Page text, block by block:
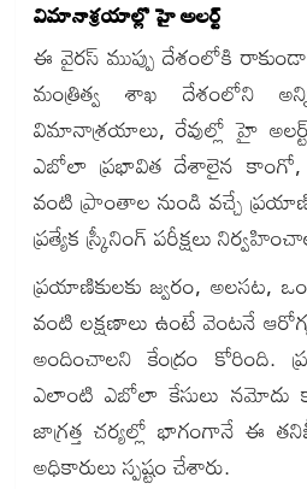
విమానాశ్రయాల్లో హై అలర్ట్
ఈ వైరస్ ముప్పు దేశంలోకి రాకుండా
మంత్రిత్వ శాఖ దేశంలోని
విమానాశ్రయాలు, రేవుల్లో హై
ఎబోలా ప్రభావిత దేశాలైన కాంగో,
వంటి ప్రాంతాల నుండి వచ్చే
ప్రత్యేక స్క్రీనింగ్ పరీక్షలు
ప్రయాణికులకు జ్వరం, అలసట,
వంటి లక్షణాలు ఉంటే వెంటనే
అందించాలని కేంద్రం కోరింది.
ఎలాంటి ఎబోలా కేసులు నమోదు
జాగ్రత్త చర్యల్లో భాగంగానే ఈ
అధికారులు స్పష్టం చేశారు.